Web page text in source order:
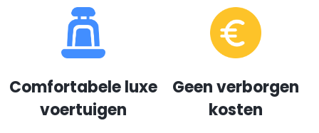
Comfortabele luxe
voertuigen
Geen verborgen
kosten